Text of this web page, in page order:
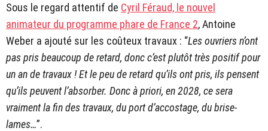
Sous le regard attentif de Cyril Féraud, le nouvel
animateur du programme phare de France 2, Antoine
Weber a ajouté sur les coûteux travaux : “Les ouvriers n’ont
pas pris beaucoup de retard, donc c’est plutôt très positif pour
un an de travaux ! Et le peu de retard qu’ils ont pris, ils pensent
qu’ils peuvent l’absorber. Donc à priori, en 2028, ce sera
vraiment la fin des travaux, du port d’accostage, du brise-
lames…”.